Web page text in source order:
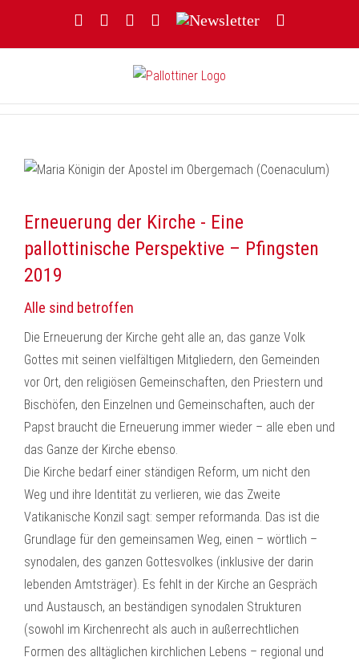
FacebookYouTubeInstagram
Threads
Newsletter
Erneuerung der Kirche - Eine
pallottinische Perspektive – Pfingsten
2019
Alle sind betroffen
Die Erneuerung der Kirche geht alle an, das ganze Volk
Gottes mit seinen vielfältigen Mitgliedern, den Gemeinden
vor Ort, den religiösen Gemeinschaften, den Priestern und
Bischöfen, den Einzelnen und Gemeinschaften, auch der
Papst braucht die Erneuerung immer wieder – alle eben und
das Ganze der Kirche ebenso.
Die Kirche bedarf einer ständigen Reform, um nicht den
Weg und ihre Identität zu verlieren, wie das Zweite
Vatikanische Konzil sagt: semper reformanda. Das ist die
Grundlage für den gemeinsamen Weg, einen – wörtlich –
synodalen, des ganzen Gottesvolkes (inklusive der darin
lebenden Amtsträger). Es fehlt in der Kirche an Gespräch
und Austausch, an beständigen synodalen Strukturen
(sowohl im Kirchenrecht als auch in außerrechtlichen
Formen des alltäglichen kirchlichen Lebens – regional und